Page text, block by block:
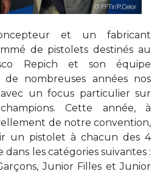
et un fabricant
de pistolets destinés au
Repich et son équipe
nombreuses années nos
un focus particulier sur
Cette année, à
de notre convention,
un pistolet à chacun des 4
dans les catégories suivantes :
Junior Filles et Junior